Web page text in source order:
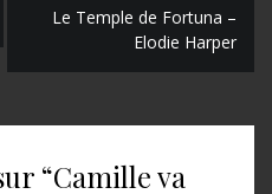
Le Temple de Fortuna –
Elodie Harper
“Camille va